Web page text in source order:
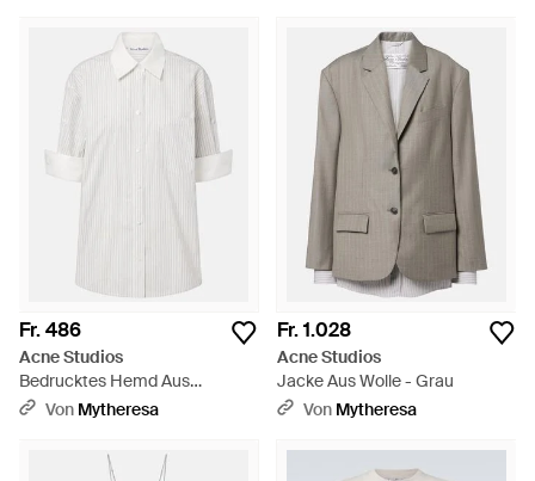
Fr. 486
Acne Studios
Bedrucktes Hemd Aus
Baumwollpopeline - Weiß
Von Mytheresa
Fr. 1.028
Acne Studios
Jacke Aus Wolle - Grau
Von Mytheresa